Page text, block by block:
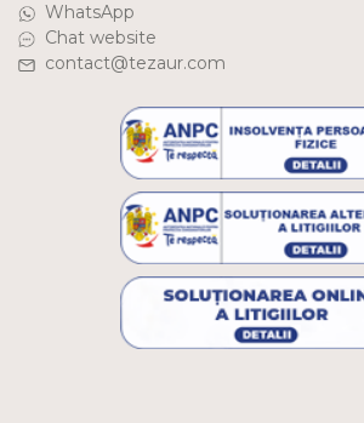
WhatsApp
Chat website
contact@tezaur.com